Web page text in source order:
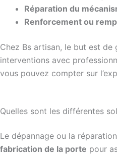
Réparation du
Renforcement ou
Chez Bs artisan, le but est
interventions avec
vous pouvez compter sur
Quelles sont les différentes
Le dépannage ou la
fabrication de la porte pour